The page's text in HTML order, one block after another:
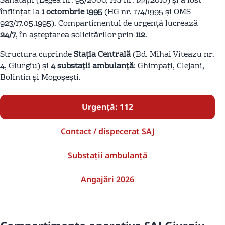
înființat la1 octombrie 1995(HG nr. 174/1995 și OMS
923/17.05.1995). Compartimentul de urgență lucrează
24/7, în așteptarea solicitărilor prin112.
Structura cuprindeStația Centrală(Bd. Mihai Viteazu nr.
4, Giurgiu) și4 substații ambulanță: Ghimpați, Clejani,
Bolintin și Mogoșești.
Urgență: 112
Contact / dispecerat SAJ
Substații ambulanță
Angajări 2026